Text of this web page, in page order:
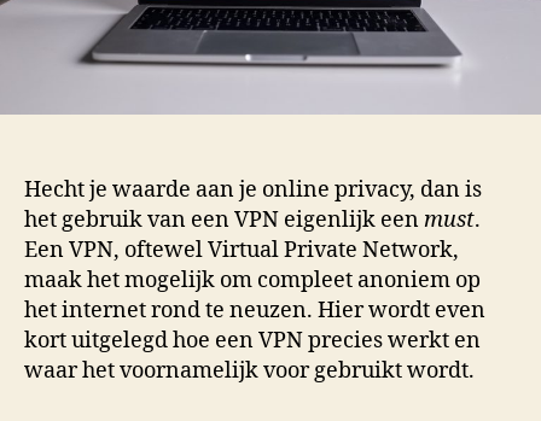
Hecht je waarde aan je online privacy, dan is
het gebruik van een VPN eigenlijk eenmust.
Een VPN, oftewel Virtual Private Network,
maak het mogelijk om compleet anoniem op
het internet rond te neuzen. Hier wordt even
kort uitgelegd hoe een VPN precies werkt en
waar het voornamelijk voor gebruikt wordt.